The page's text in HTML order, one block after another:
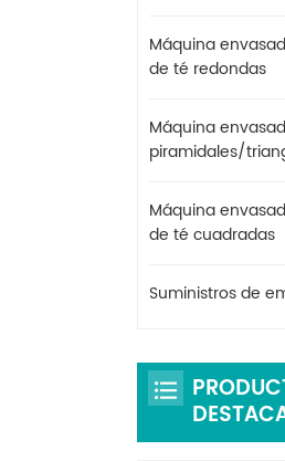
Máquina
de té redondas
Máquina
piramidales/
Máquina
de té cuadradas
Suministros de